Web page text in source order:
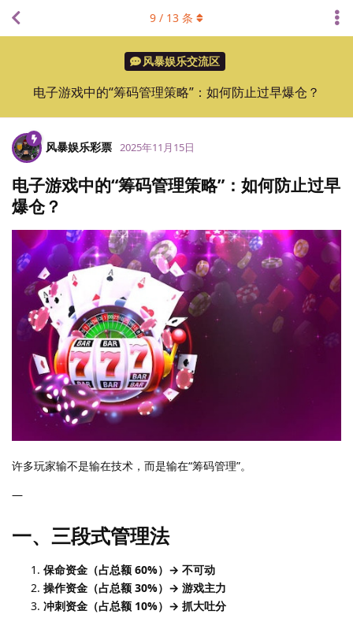
风暴娱乐交流区
电子游戏中的“筹码管理策略”：如何防止过早爆仓？
9 / 13 条
风暴娱乐彩票 2025年11月15日
电子游戏中的“筹码管理策略”：如何防止过早
爆仓？
许多玩家输不是输在技术，而是输在“筹码管理”。
—
一、三段式管理法
保命资金（占总额 60%）→ 不可动
操作资金（占总额 30%）→ 游戏主力
冲刺资金（占总额 10%）→ 抓大吐分